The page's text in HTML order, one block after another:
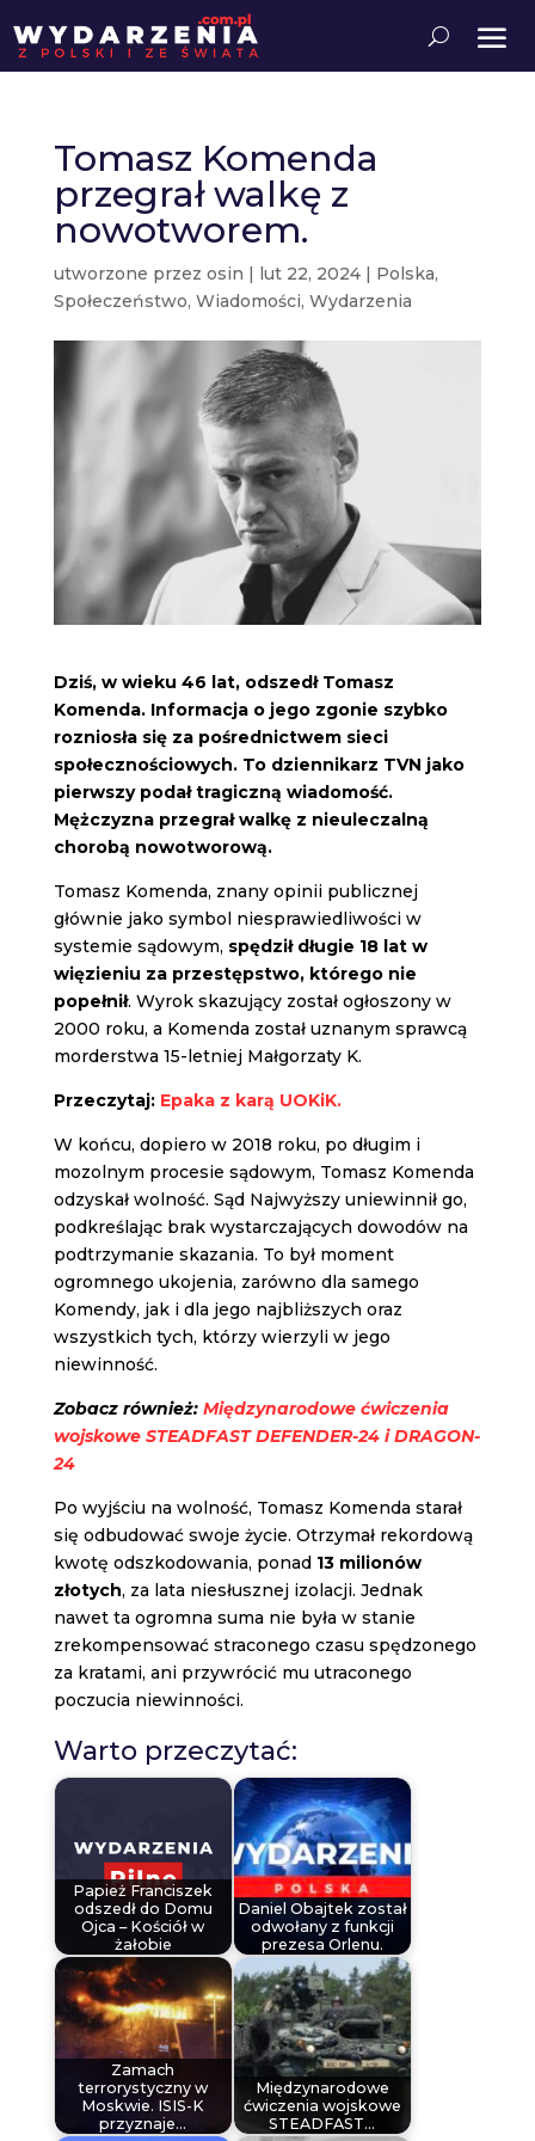
Tomasz Komenda
przegrał walkę z
nowotworem.
utworzone przez osin | lut 22, 2024| Polska,
Społeczeństwo, Wiadomości, Wydarzenia
Dziś, w wieku 46 lat, odszedł Tomasz
Komenda. Informacja o jego zgonie szybko
rozniosła się za pośrednictwem sieci
społecznościowych. To dziennikarz TVN jako
pierwszy podał tragiczną wiadomość.
Mężczyzna przegrał walkę z nieuleczalną
chorobą nowotworową.
Tomasz Komenda, znany opinii publicznej
głównie jako symbol niesprawiedliwości w
systemie sądowym, spędził długie 18 lat w
więzieniu za przestępstwo, którego nie
popełnił. Wyrok skazujący został ogłoszony w
2000 roku, a Komenda został uznanym sprawcą
morderstwa 15-letniej Małgorzaty K.
Przeczytaj: Epaka z karą UOKiK.
W końcu, dopiero w 2018 roku, po długim i
mozolnym procesie sądowym, Tomasz Komenda
odzyskał wolność. Sąd Najwyższy uniewinnił go,
podkreślając brak wystarczających dowodów na
podtrzymanie skazania. To był moment
ogromnego ukojenia, zarówno dla samego
Komendy, jak i dla jego najbliższych oraz
wszystkich tych, którzy wierzyli w jego
niewinność.
Zobacz również: Międzynarodowe ćwiczenia
wojskowe STEADFAST DEFENDER-24 i DRAGON-
24
Po wyjściu na wolność, Tomasz Komenda starał
się odbudować swoje życie. Otrzymał rekordową
kwotę odszkodowania, ponad 13 milionów
złotych, za lata niesłusznej izolacji. Jednak
nawet ta ogromna suma nie była w stanie
zrekompensować straconego czasu spędzonego
za kratami, ani przywrócić mu utraconego
poczucia niewinności.
Warto przeczytać:
Papież Franciszek
odszedł do Domu
Ojca – Kościół w
żałobie
Daniel Obajtek został
odwołany z funkcji
prezesa Orlenu.
Zamach
terrorystyczny w
Moskwie. ISIS-K
przyznaje…
Międzynarodowe
ćwiczenia wojskowe
STEADFAST…